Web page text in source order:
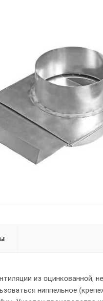
из оцинкованной,
ниппельное